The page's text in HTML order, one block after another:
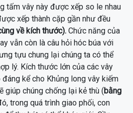
tấm vây này được xếp so le nhau
xếp thành cặp gần như đều
về kích thước). Chức năng của
vẫn còn là câu hỏi hóc búa với
tựu chung lại chúng ta có thể
lý. Kích thước lớn của các vây
kể cho Khủng long vây kiếm
giúp chúng chống lại kẻ thù (bằng
trong quá trình giao phối, con